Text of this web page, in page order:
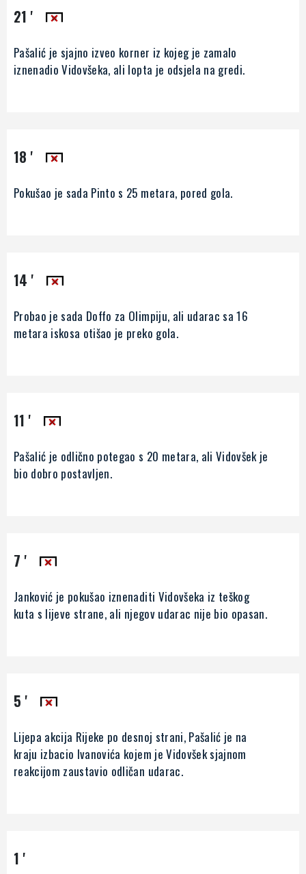
21 '
Pašalić je sjajno izveo korner iz kojeg je zamalo
iznenadio Vidovšeka, ali lopta je odsjela na gredi.
18 '
Pokušao je sada Pinto s 25 metara, pored gola.
14 '
Probao je sada Doffo za Olimpiju, ali udarac sa 16
metara iskosa otišao je preko gola.
11 '
Pašalić je odlično potegao s 20 metara, ali Vidovšek je
bio dobro postavljen.
7 '
Janković je pokušao iznenaditi Vidovšeka iz teškog
kuta s lijeve strane, ali njegov udarac nije bio opasan.
5 '
Lijepa akcija Rijeke po desnoj strani, Pašalić je na
kraju izbacio Ivanovića kojem je Vidovšek sjajnom
reakcijom zaustavio odličan udarac.
1 '